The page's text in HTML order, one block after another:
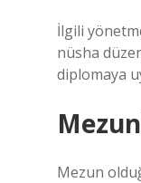
İlgili
nüsha
diplomaya
Mezun